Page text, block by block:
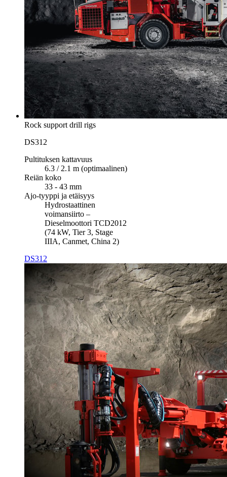
Rock support drill rigs
DS312
Pultituksen kattavuus
6.3 / 2.1 m (optimaalinen)
Reiän koko
33 - 43 mm
Ajo-tyyppi ja etäisyys
Hydrostaattinen
voimansiirto –
Dieselmoottori TCD2012
(74 kW, Tier 3, Stage
IIIA, Canmet, China 2)
DS312